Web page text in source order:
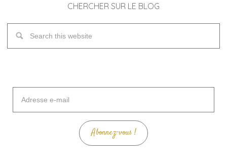
CHERCHER SUR LE BLOG
mail
Abonnez-vous !